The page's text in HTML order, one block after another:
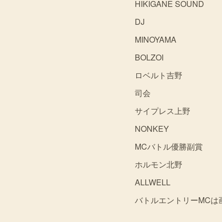
HIKIGANE SOUND
DJ
MINOYAMA
BOLZOI
ロベルト吉野
司会
サイプレス上野
NONKEY
MCバトル優勝副賞
ホルモン北野
ALLWELL
バトルエントリーMCは